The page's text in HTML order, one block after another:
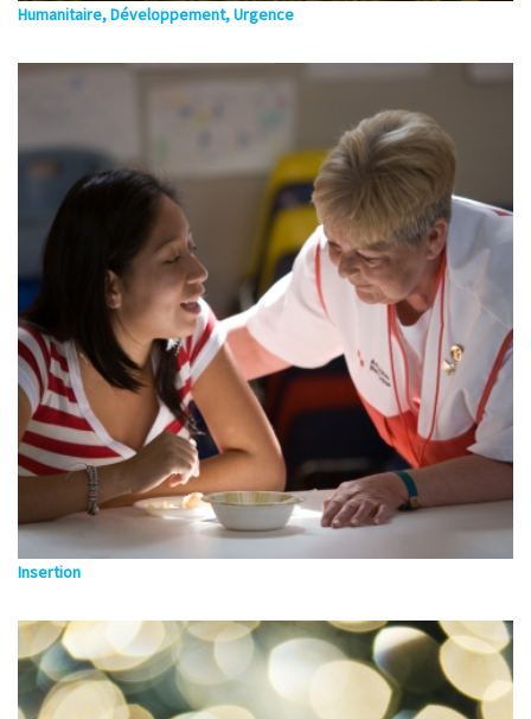
Humanitaire, Développement, Urgence
Insertion